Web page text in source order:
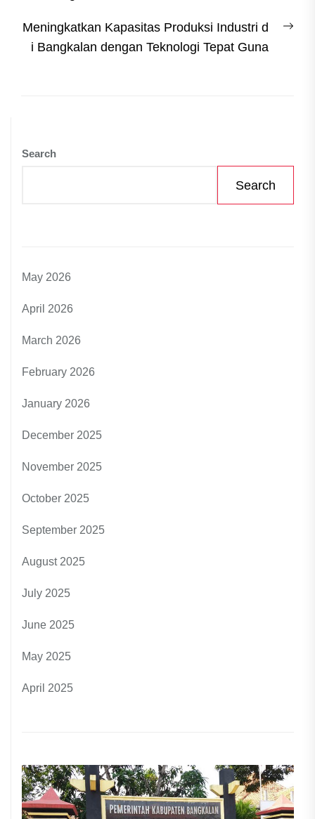
Meningkatkan Kapasitas Produksi Industri d
i Bangkalan dengan Teknologi Tepat Guna
Search
Search
May 2026
April 2026
March 2026
February 2026
January 2026
December 2025
November 2025
October 2025
September 2025
August 2025
July 2025
June 2025
May 2025
April 2025